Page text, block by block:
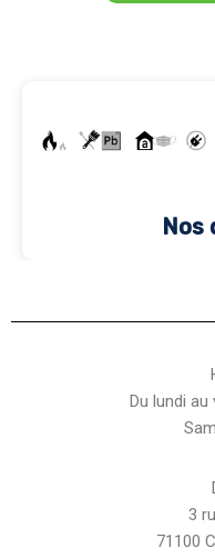
Nos
Du lundi au
3
71100